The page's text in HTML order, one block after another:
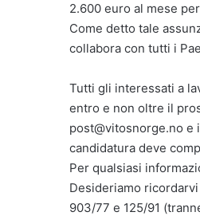
2.600 euro al mese
Come detto tale
collabora con tutti i
Tutti gli interessati a
entro e non oltre il
post@vitosnorge.no e
candidatura deve
Per qualsiasi
Desideriamo
903/77 e 125/91